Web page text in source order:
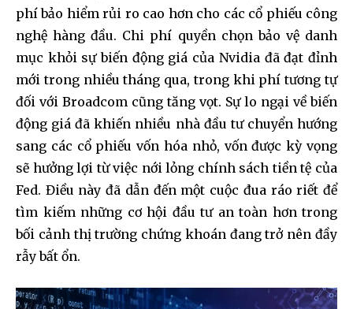
phí bảo hiểm rủi ro cao hơn cho các cổ phiếu công
nghệ hàng đầu. Chi phí quyền chọn bảo vệ danh
mục khỏi sự biến động giá của Nvidia đã đạt đỉnh
mới trong nhiều tháng qua, trong khi phí tương tự
đối với Broadcom cũng tăng vọt. Sự lo ngại về biến
động giá đã khiến nhiều nhà đầu tư chuyển hướng
sang các cổ phiếu vốn hóa nhỏ, vốn được kỳ vọng
sẽ hưởng lợi từ việc nới lỏng chính sách tiền tệ của
Fed. Điều này đã dẫn đến một cuộc đua ráo riết để
tìm kiếm những cơ hội đầu tư an toàn hơn trong
bối cảnh thị trường chứng khoán đang trở nên đầy
rẫy bất ổn.